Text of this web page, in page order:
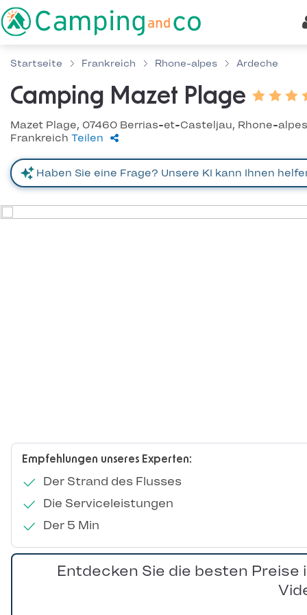
Startseite Frankreich Rhone-alpes Ardeche
Camping Mazet Plage
Mazet Plage, 07460 Berrias-et-Casteljau, Rhone-
Frankreich Teilen
Empfehlungen unseres Experten:
Der Strand des Flusses
Die Serviceleistungen
Der 5 Min
Entdecken Sie die besten Preise